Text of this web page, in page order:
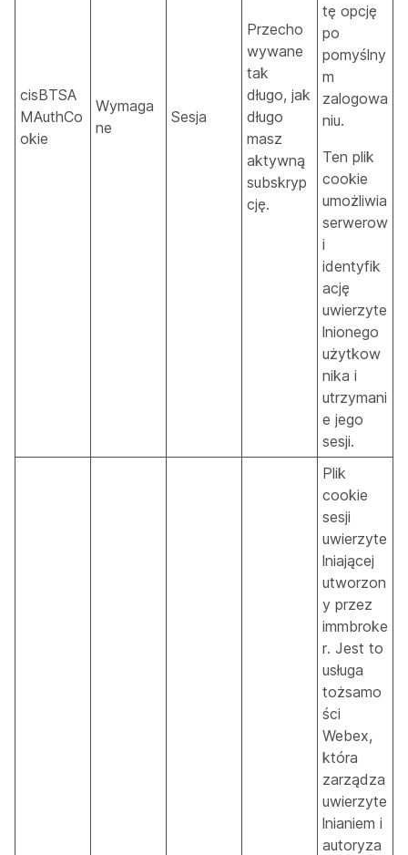
cisBTSA
MAuthCo
okie
Wymaga
ne
Sesja
Przecho
wywane
tak
długo, jak
długo
masz
aktywną
subskryp
cję.
tę opcję
po
pomyślny
m
zalogowa
niu.
Ten plik
cookie
umożliwia
serwerow
i
identyfik
ację
uwierzyte
lnionego
użytkow
nika i
utrzymani
e jego
sesji.
Plik
cookie
sesji
uwierzyte
lniającej
utworzon
y przez
immbroke
r. Jest to
usługa
tożsamo
ści
Webex,
która
zarządza
uwierzyte
lnianiem i
autoryza